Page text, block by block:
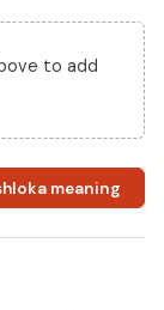
to add
meaning